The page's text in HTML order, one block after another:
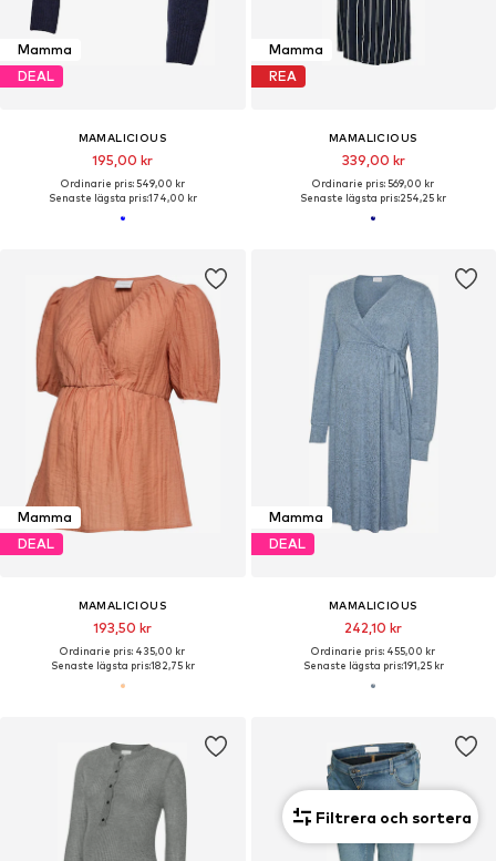
Mamma
DEAL
MAMALICIOUS
195,00 kr
Ordinarie pris: 549,00 kr
Senaste lägsta pris:174,00 kr
Mamma
REA
MAMALICIOUS
339,00 kr
Ordinarie pris: 569,00 kr
Senaste lägsta pris:254,25 kr
Mamma
DEAL
MAMALICIOUS
193,50 kr
Ordinarie pris: 435,00 kr
Senaste lägsta pris:182,75 kr
Mamma
DEAL
MAMALICIOUS
242,10 kr
Ordinarie pris: 455,00 kr
Senaste lägsta pris:191,25 kr
Filtrera och sortera